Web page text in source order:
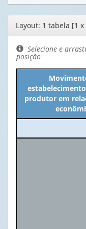
Editor
de
layout
Layout: 1 tabela [1
Selecione e
posição
produtor em